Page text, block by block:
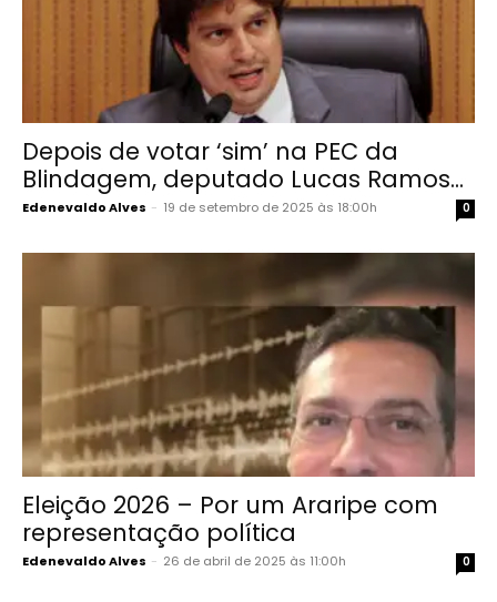
Depois de votar ‘sim’ na PEC da
Blindagem, deputado Lucas Ramos...
Edenevaldo Alves - 19 de setembro de 2025 às 18:00h 0
Eleição 2026 – Por um Araripe com
representação política
Edenevaldo Alves - 26 de abril de 2025 às 11:00h 0